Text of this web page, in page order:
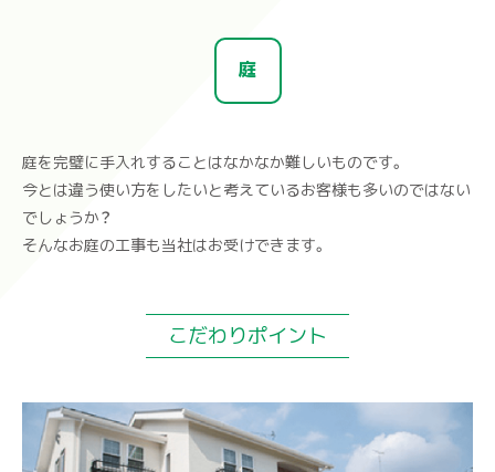
庭
庭を完璧に手入れすることはなかなか難しいものです。
今とは違う使い方をしたいと考えているお客様も多いのではない
でしょうか？
そんなお庭の工事も当社はお受けできます。
こだわりポイント